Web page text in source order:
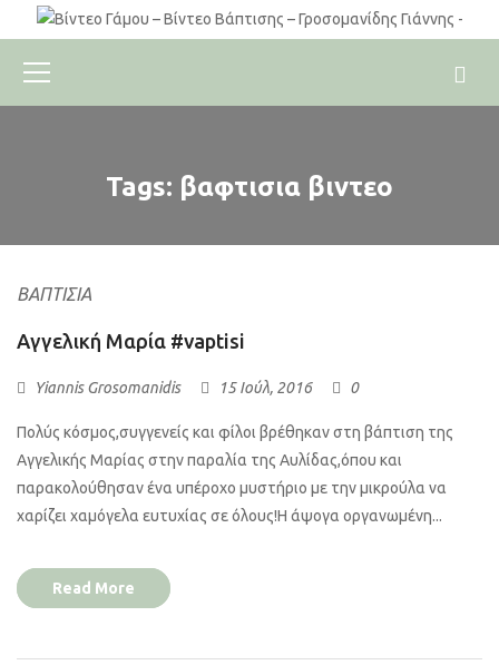
Tags: βαφτισια βιντεο
ΒΑΠΤΊΣΙΑ
Aγγελική Μαρία #vaptisi
Yiannis Grosomanidis 15 Ιούλ, 2016 0
Πολύς κόσμος,συγγενείς και φίλοι βρέθηκαν στη βάπτιση της
Αγγελικής Μαρίας στην παραλία της Αυλίδας,όπου και
παρακολούθησαν ένα υπέροχο μυστήριο με την μικρούλα να
χαρίζει χαμόγελα ευτυχίας σε όλους!Η άψογα οργανωμένη...
Read More